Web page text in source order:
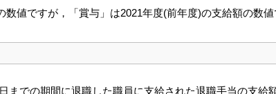
数値ですが，「賞与」は2021年度(前年度)の支給額の数値
までの期間に退職した職員に支給された退職手当の支給